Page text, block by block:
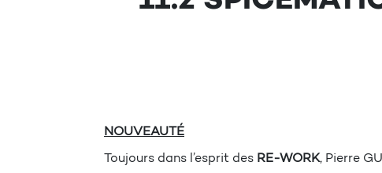
NOUVEAUTÉ
Toujours dans l’esprit des RE-WORK, Pierre